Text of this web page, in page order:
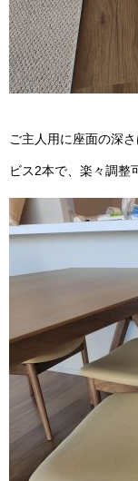
ご主人用に座面の深さ
ビス2本で、楽々調整